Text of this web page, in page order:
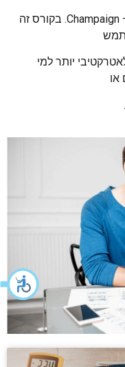
בעיצוב באוניברסיטת אילינוי באורבנה – Champaign. בקורס זה
יותר למי